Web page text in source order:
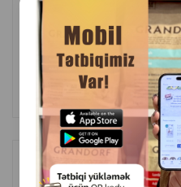
(0 Rəylər)
1 ədəd
Canvit Multi Dog vitaminləri-